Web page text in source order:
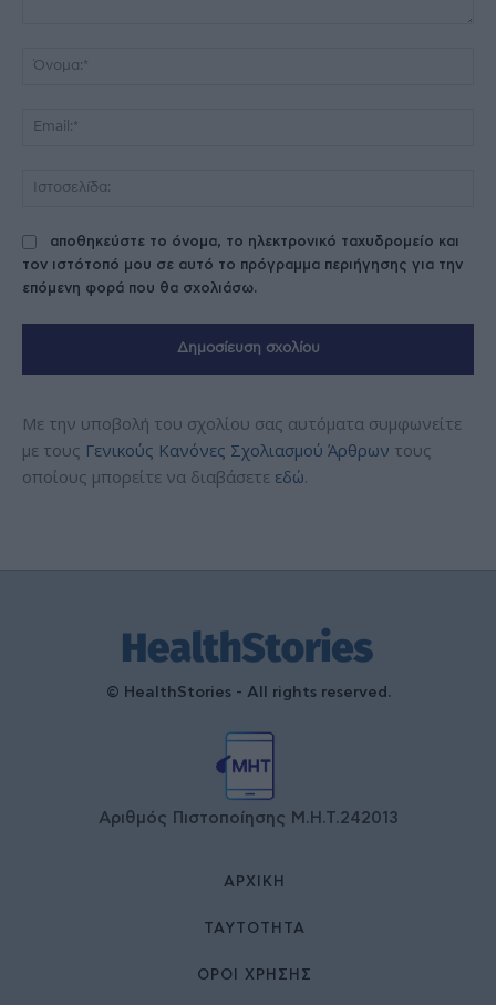
αποθηκεύστε το όνομα, το ηλεκτρονικό ταχυδρομείο και
τον ιστότοπό μου σε αυτό το πρόγραμμα περιήγησης για την
επόμενη φορά που θα σχολιάσω.
Με την υποβολή του σχολίου σας αυτόματα συμφωνείτε
με τους Γενικούς Κανόνες Σχολιασμού Άρθρων τους
οποίους μπορείτε να διαβάσετε εδώ.
© HealthStories - All rights reserved.
Αριθμός Πιστοποίησης Μ.Η.Τ.242013
ΑΡΧΙΚΉ
ΤΑΥΤΌΤΗΤΑ
ΌΡΟΙ ΧΡΉΣΗΣ